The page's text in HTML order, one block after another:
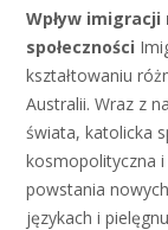
Wpływ
społeczności
kształtowaniu
Australii. Wraz z
świata, katolicka
kosmopolityczna i
powstania
językach i